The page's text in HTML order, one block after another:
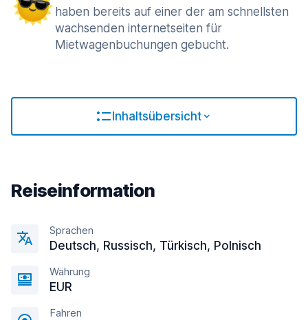
haben bereits auf einer der am schnellsten
wachsenden internetseiten für
Mietwagenbuchungen gebucht.
Inhaltsübersicht
Reiseinformation
Sprachen
Deutsch, Russisch, Türkisch, Polnisch
Währung
EUR
Fahren